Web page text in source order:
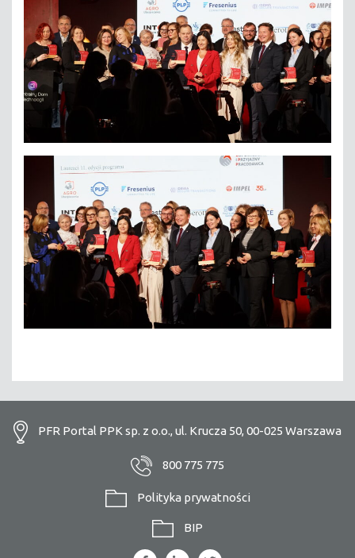
PFR Portal PPK sp. z o.o., ul. Krucza 50, 00-025 Warszawa
800 775 775
Polityka prywatności
BIP